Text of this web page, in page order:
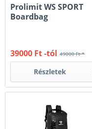
Prolimit WS SPORT
Boardbag
49000 Ft *
39000 Ft -tól
Részletek